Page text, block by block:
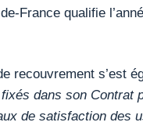
France qualifie
recouvrement s’est
dans son Contrat
de satisfaction des